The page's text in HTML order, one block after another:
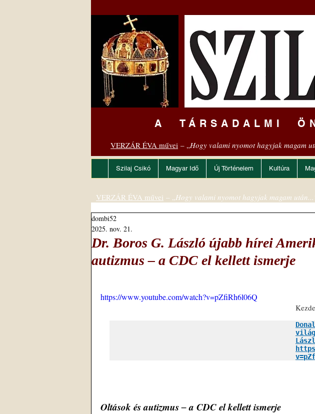
A TÁRSADALMI
VERZÁR ÉVA művei – „Hogy valami nyomot hagyjak magam
Szilaj Csikó Magyar Idő Új Történelem Kultúra
Dr. Boros G. László újabb hírei
autizmus ‒ a CDC el kellett ismerje
dombi52
2025. nov. 21.
https://www.youtube.com/watch?v=pZfiRh6l06Q
Oltások és autizmus ‒ a CDC el kellett ismerje
VERZÁR ÉVA művei – „Hogy valami nyomot hagyjak magam